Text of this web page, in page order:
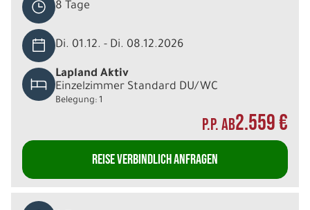
8 Tage
Di. 01.12. - Di. 08.12.2026
Lapland Aktiv
Einzelzimmer Standard DU/WC
Belegung: 1
P.P. AB2.559 €
REISE VERBINDLICH ANFRAGEN